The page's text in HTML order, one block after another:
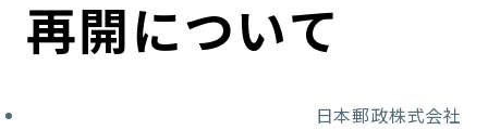
コンダクト向上の取組み
財務情報・IR資料
持続可能な金融のフレームワーク
再開について
日本郵政株式会社